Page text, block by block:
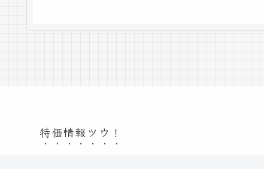
特価情報ツウ！